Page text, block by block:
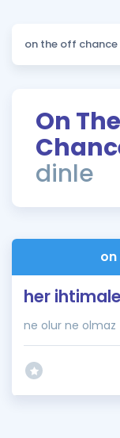
ÖSYM
Blog
On
dinle
her
ne olur ne olmaz